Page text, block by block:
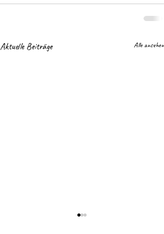
Aktuelle Beiträge Alle ansehen